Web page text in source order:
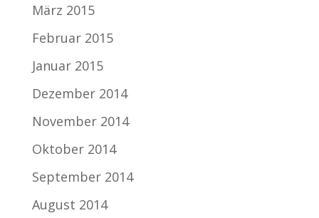
März 2015
Februar 2015
Januar 2015
Dezember 2014
November 2014
Oktober 2014
September 2014
August 2014